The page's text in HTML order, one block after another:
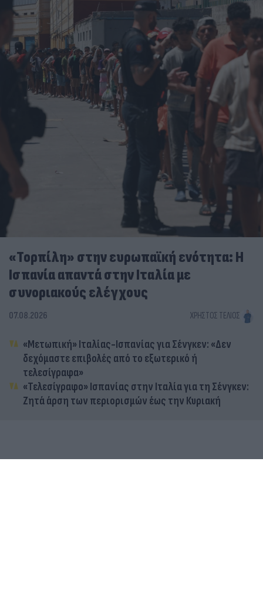
«Τορπίλη» στην ευρωπαϊκή ενότητα: Η
Ισπανία απαντά στην Ιταλία με
συνοριακούς ελέγχους
07.08.2026 ΧΡΉΣΤΟΣ ΤΈΛΙΟΣ
«Μετωπική» Ιταλίας-Ισπανίας για Σένγκεν: «Δεν
δεχόμαστε επιβολές από το εξωτερικό ή
τελεσίγραφα»
«Τελεσίγραφο» Ισπανίας στην Ιταλία για τη Σένγκεν:
Ζητά άρση των περιορισμών έως την Κυριακή